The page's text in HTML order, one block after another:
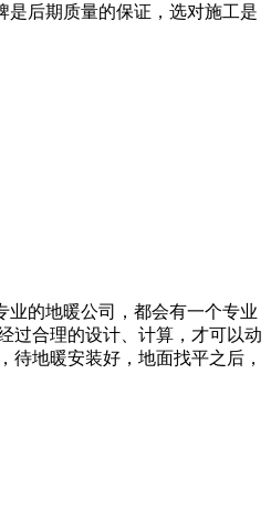
是后期质量的保证，选对施工是
的地暖公司，都会有一个专业
过合理的设计、计算，才可以动
地暖安装好，地面找平之后，